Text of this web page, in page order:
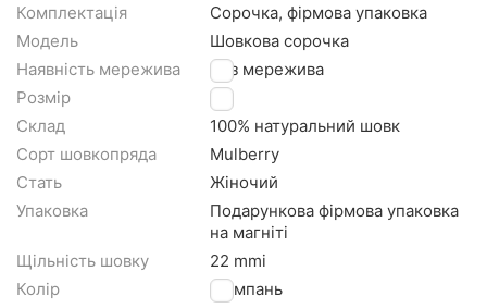
Комплектація
Сорочка, фірмова упаковка
Модель
Шовкова сорочка
Наявність мережива
Без мережива
Розмір
S
Склад
100% натуральний шовк
Сорт шовкопряда
Mulberry
Стать
Жіночий
Упаковка
Подарункова фірмова упаковка
на магніті
Щільність шовку
22 mmi
Колір
Шампань